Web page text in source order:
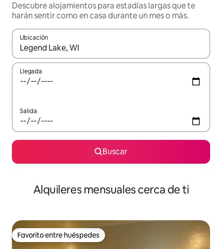
Descubre alojamientos para estadías largas que te
harán sentir como en casa durante un mes o más.
Ubicación
Cuando los resultados estén disponibles, navega con las
Llegada
Salida
Buscar
Alquileres mensuales cerca de ti
Favorito entre huéspedes
Favorito entre huéspedes